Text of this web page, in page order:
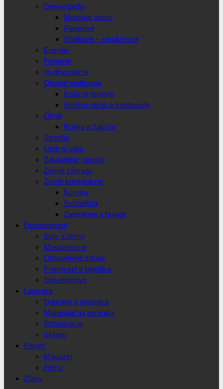
Drevostavby
Masívne drevo
Panelové
Stlpikové – sendvičové
Energie
Financie
Hydroizolácie
Obytné podkrovia
Izolácie tepelné
Strešné okná a svetlovody
Okná
Rolety a žalúzie
Strecha
Urob si sám
Zakladanie stavieb
Zimné záhrady
Zvislé konštrukcie
Komíny
Schodištia
Zateplenie a fasády
Development
Byty a domy
Management
Obnoviteľné zdroje
Priemysel a logistika
Stavebníctvo
Logistika
Doprava a preprava
Manipulačná technika
Robotizácia
Sklady
Fórum
Magazín
Firmy
Zľavy